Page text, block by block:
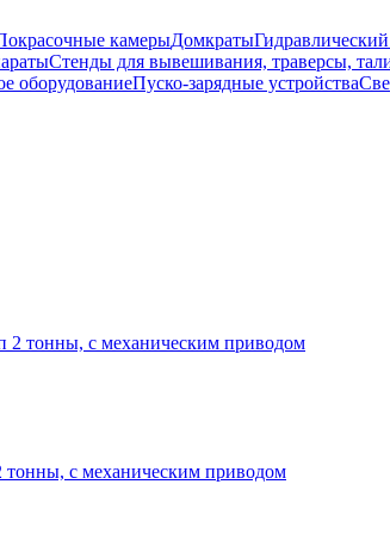
камерыДомкраты
Стенды для вывешивания, траверсы,
оборудованиеПуско-зарядные устройства
тонны, с механическим приводом